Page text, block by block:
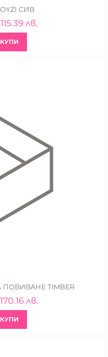
СИВ
115.39 лв.
КУПИ
TIMBER
170.16 лв.
КУПИ